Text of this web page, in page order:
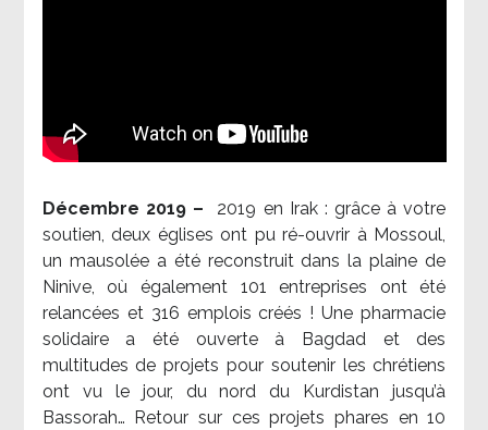
Décembre 2019 – 2019 en Irak : grâce à votre
soutien, deux églises ont pu ré-ouvrir à Mossoul,
un mausolée a été reconstruit dans la plaine de
Ninive, où également 101 entreprises ont été
relancées et 316 emplois créés ! Une pharmacie
solidaire a été ouverte à Bagdad et des
multitudes de projets pour soutenir les chrétiens
ont vu le jour, du nord du Kurdistan jusqu’à
Bassorah… Retour sur ces projets phares en 10